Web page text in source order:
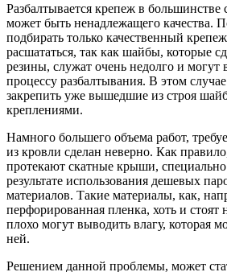
Разбалтывается крепеж в большинстве
может быть ненадлежащего качества.
подбирать только качественный
расшататься, так как шайбы, которые
резины, служат очень недолго и могут
процессу разбалтывания. В этом
закрепить уже вышедшие из строя
креплениями.
Намного большего объема работ,
из кровли сделан неверно. Как
протекают скатные крыши,
результате использования дешевых
материалов. Такие материалы, как,
перфорированная пленка, хоть и стоят
плохо могут выводить влагу, которая
ней.
Решением данной проблемы, может